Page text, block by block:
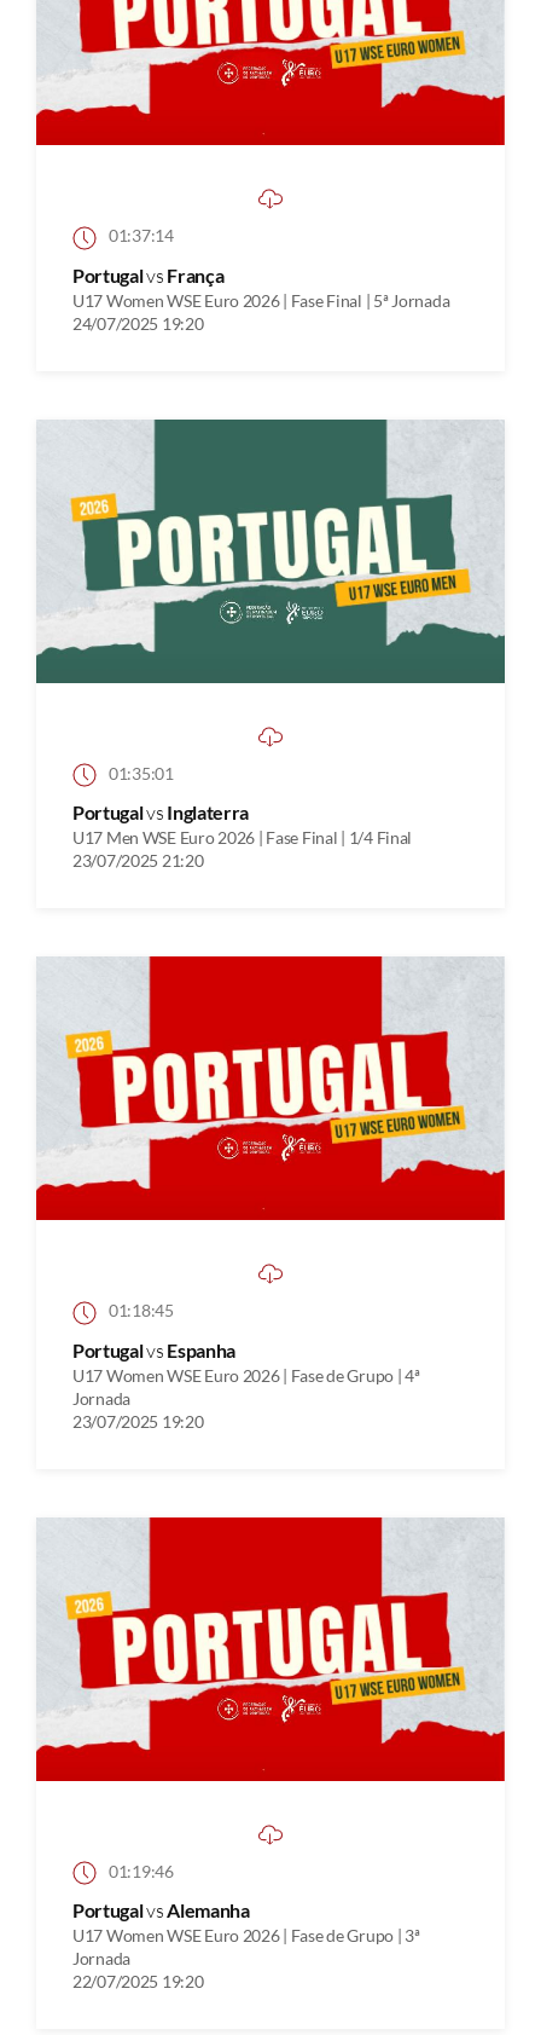
01:37:14
Portugalvs França
U17 Women WSE Euro 2026 | Fase Final | 5ª Jornada
24/07/2025 19:20
01:35:01
Portugalvs Inglaterra
U17 Men WSE Euro 2026 | Fase Final | 1/4 Final
23/07/2025 21:20
01:18:45
Portugalvs Espanha
U17 Women WSE Euro 2026 | Fase de Grupo | 4ª
Jornada
23/07/2025 19:20
01:19:46
PortugalvsAlemanha
U17 Women WSE Euro 2026 | Fase de Grupo | 3ª
Jornada
22/07/2025 19:20